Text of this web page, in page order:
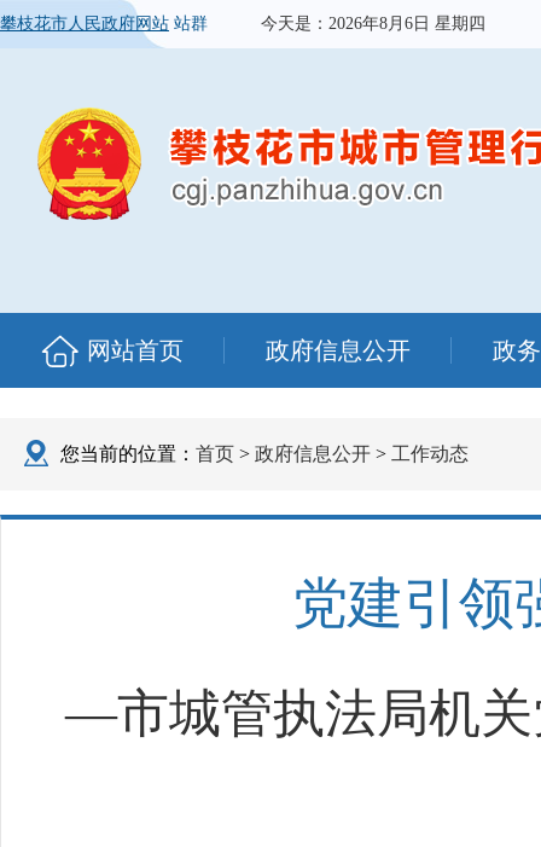
攀枝花市人民政府网站 站群 今天是： 2026年8月6日 星期四
网站首页 政府信息公开 政
您当前的位置： 首页 > 政府信息公开 > 工作动态
党建引领
—市城管执法局机关